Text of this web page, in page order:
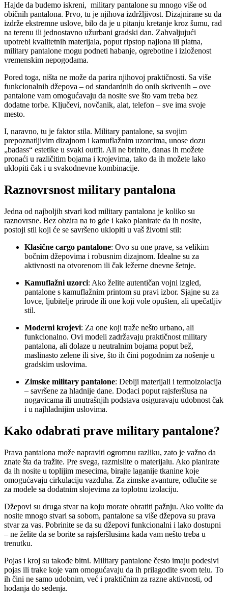
Hajde da budemo iskreni, military pantalone su mnogo više od
običnih pantalona. Prvo, tu je njihova izdržljivost. Dizajnirane su da
izdrže ekstremne uslove, bilo da je u pitanju kretanje kroz šumu, rad
na terenu ili jednostavno užurbani gradski dan. Zahvaljujući
upotrebi kvalitetnih materijala, poput ripstop najlona ili platna,
military pantalone mogu podneti habanje, ogrebotine i izloženost
vremenskim nepogodama.
Pored toga, ništa ne može da parira njihovoj praktičnosti. Sa više
funkcionalnih džepova – od standardnih do onih skrivenih – ove
pantalone vam omogućavaju da nosite sve što vam treba bez
dodatne torbe. Ključevi, novčanik, alat, telefon – sve ima svoje
mesto.
I, naravno, tu je faktor stila. Military pantalone, sa svojim
prepoznatljivim dizajnom i kamuflažnim uzorcima, unose dozu
„badass“ estetike u svaki outfit. Ali ne brinite, danas ih možete
pronaći u različitim bojama i krojevima, tako da ih možete lako
uklopiti čak i u svakodnevne kombinacije.
Raznovrsnost military pantalona
Jedna od najboljih stvari kod military pantalona je koliko su
raznovrsne. Bez obzira na to gde i kako planirate da ih nosite,
postoji stil koji će se savršeno uklopiti u vaš životni stil:
Klasične cargo pantalone: Ovo su one prave, sa velikim
bočnim džepovima i robusnim dizajnom. Idealne su za
aktivnosti na otvorenom ili čak ležerne dnevne šetnje.
Kamuflažni uzorci: Ako želite autentičan vojni izgled,
pantalone s kamuflažnim printom su pravi izbor. Sjajne su za
lovce, ljubitelje prirode ili one koji vole opušten, ali upečatljiv
stil.
Moderni krojevi: Za one koji traže nešto urbano, ali
funkcionalno. Ovi modeli zadržavaju praktičnost military
pantalona, ali dolaze u neutralnim bojama poput bež,
maslinasto zelene ili sive, što ih čini pogodnim za nošenje u
gradskim uslovima.
Zimske military pantalone: Deblji materijali i termoizolacija
– savršene za hladnije dane. Dodaci poput rajsferšlusa na
nogavicama ili unutrašnjih podstava osiguravaju udobnost čak
i u najhladnijim uslovima.
Kako odabrati prave military pantalone?
Prava pantalona može napraviti ogromnu razliku, zato je važno da
znate šta da tražite. Pre svega, razmislite o materijalu. Ako planirate
da ih nosite u toplijim mesecima, birajte laganije tkanine koje
omogućavaju cirkulaciju vazduha. Za zimske avanture, odlučite se
za modele sa dodatnim slojevima za toplotnu izolaciju.
Džepovi su druga stvar na koju morate obratiti pažnju. Ako volite da
nosite mnogo stvari sa sobom, pantalone sa više džepova su prava
stvar za vas. Pobrinite se da su džepovi funkcionalni i lako dostupni
– ne želite da se borite sa rajsferšlusima kada vam nešto treba u
trenutku.
Pojas i kroj su takođe bitni. Military pantalone često imaju podesivi
pojas ili trake koje vam omogućavaju da ih prilagodite svom telu. To
ih čini ne samo udobnim, već i praktičnim za razne aktivnosti, od
hodanja do sedenja.